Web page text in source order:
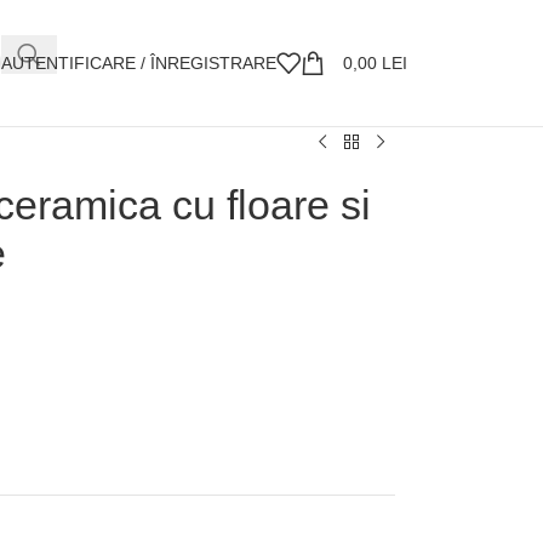
AUTENTIFICARE / ÎNREGISTRARE 0,00 LEI
cu floare si